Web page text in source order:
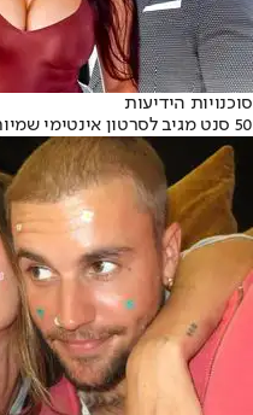
סוכנויות הידיעות
50 סנט מגיב לסרטון אינטימי שמיוחס לדידי